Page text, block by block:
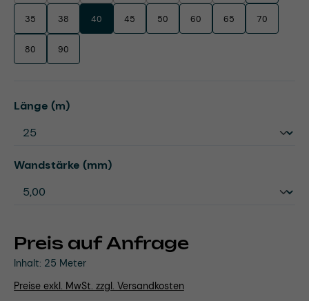
Preis auf Anfrage
Inhalt: 25 Meter
Preise exkl. MwSt. zzgl. Versandkosten
35 38 40 45 50 60 65 70
80 90
Länge (m)auswählen
Wandstärke (mm)auswählen